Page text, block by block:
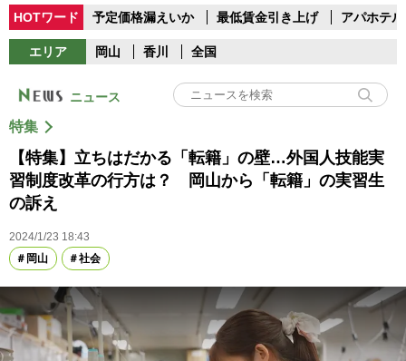
HOTワード 予定価格漏えいか 最低賃金引き上げ アパホテル
エリア 岡山 香川 全国
ニュース
特集
【特集】立ちはだかる「転籍」の壁…外国人技能実
習制度改革の行方は？ 岡山から「転籍」の実習生
の訴え
2024/1/23 18:43
岡山
社会